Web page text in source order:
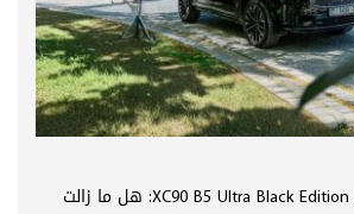
تجربة فولفو XC90 B5 Ultra Black Edition 2026: هل ما زالت